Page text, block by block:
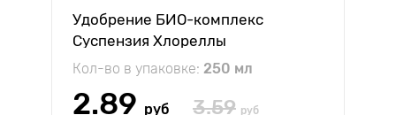
Удобрение БИО-комплекс
Суспензия Хлореллы
Кол-во в упаковке: 250 мл
2.89 руб 3.59 руб